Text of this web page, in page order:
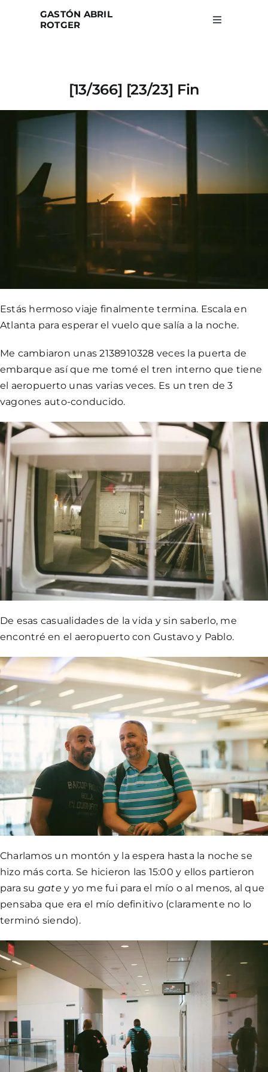
GASTÓN ABRIL
ROTGER
Toggle
About
Search
[13/366] [23/23] Fin
Estás hermoso viaje finalmente termina. Escala en
Atlanta para esperar el vuelo que salía a la noche.
Me cambiaron unas 2138910328 veces la puerta de
embarque así que me tomé el tren interno que tiene
el aeropuerto unas varias veces. Es un tren de 3
vagones auto-conducido.
De esas casualidades de la vida y sin saberlo, me
encontré en el aeropuerto con Gustavo y Pablo.
Charlamos un montón y la espera hasta la noche se
hizo más corta. Se hicieron las 15:00 y ellos partieron
para su gatey yo me fui para el mío o al menos, al que
pensaba que era el mío definitivo (claramente no lo
terminó siendo).